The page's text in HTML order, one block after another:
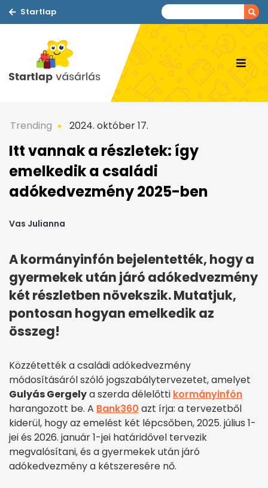
Startlap
Trending 2024. október 17.
Itt vannak a részletek: így
emelkedik a családi
adókedvezmény 2025-ben
Vas Julianna
A kormányinfón bejelentették, hogy a
gyermekek után járó adókedvezmény
két részletben növekszik. Mutatjuk,
pontosan hogyan emelkedik az
összeg!
Közzétették a családi adókedvezmény
módosításáról szóló jogszabálytervezetet, amelyet
Gulyás Gergelya szerda délelőtti kormányinfón
harangozott be. A Bank360 azt írja: a tervezetből
kiderül, hogy az emelést két lépcsőben, 2025. július 1-
jei és 2026. január 1-jei határidővel tervezik
megvalósítani, és a gyermekek után járó
adókedvezmény a kétszeresére nő.